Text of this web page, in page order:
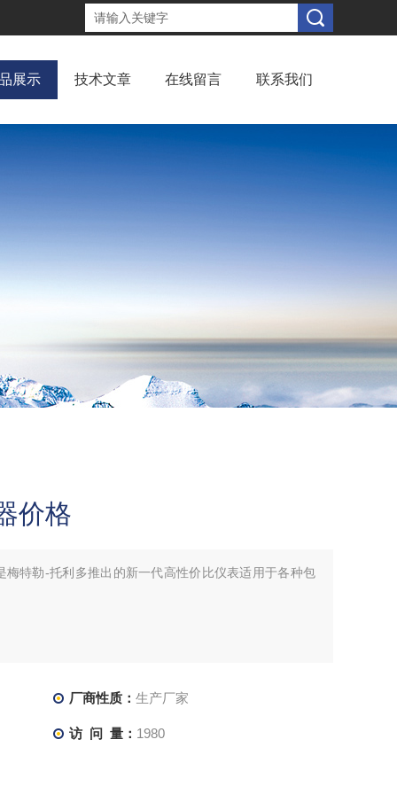
展示 技术文章 在线留言 联系我们
价格
梅特勒-托利多推出的新一代高性价比仪表适用于各种包
厂商性质： 生产厂家
访 问 量： 1980